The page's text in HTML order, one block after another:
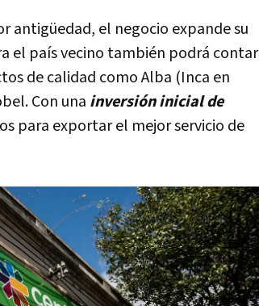
antigüedad, el negocio expande su
el país vecino también podrá contar
de calidad como Alba (Inca en
Con una inversión inicial de
para exportar el mejor servicio de